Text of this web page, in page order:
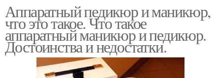
Аппаратный педикюр и маникюр,
что это такое. Что такое
аппаратный маникюр и педикюр.
Достоинства и недостатки.